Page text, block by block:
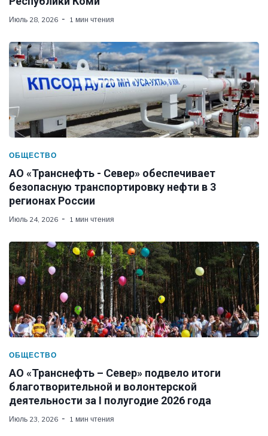
Июль 28, 2026 1 мин чтения
ОБЩЕСТВО
АО «Транснефть - Север» обеспечивает
безопасную транспортировку нефти в 3
регионах России
Июль 24, 2026 1 мин чтения
ОБЩЕСТВО
АО «Транснефть – Север» подвело итоги
благотворительной и волонтерской
деятельности за I полугодие 2026 года
Июль 23, 2026 1 мин чтения